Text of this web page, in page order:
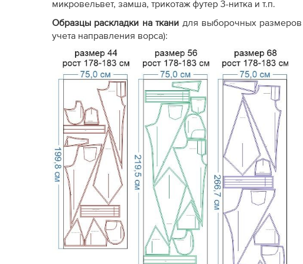
микровельвет, замша, трикотаж футер 3-нитка и т.п.
Образцы раскладки на ткани для выборочных
учета направления ворса):